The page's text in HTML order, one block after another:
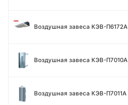
Воздушная завеса КЭВ-П6172А
Воздушная завеса КЭВ-П7010A
Воздушная завеса КЭВ-П7011A